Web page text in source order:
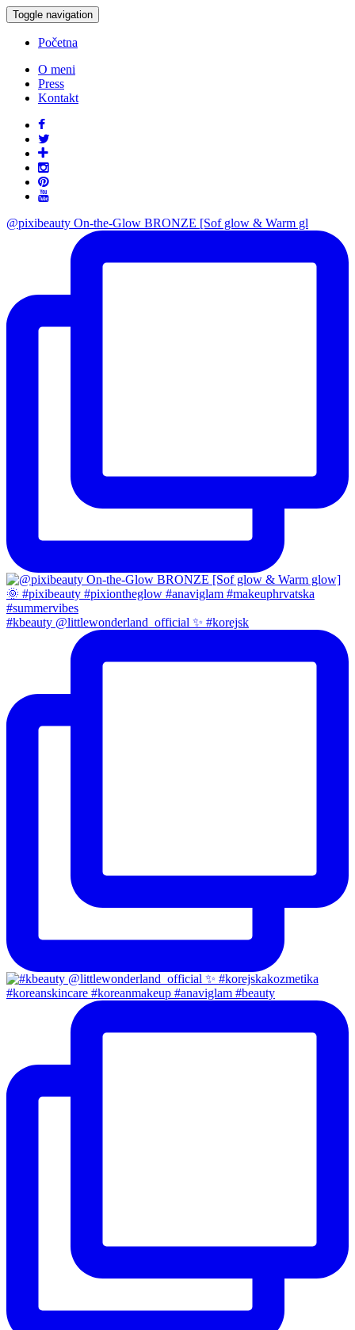
Toggle navigation
Početna
O meni
Press
Kontakt
@pixibeauty On-the-Glow BRONZE [Sof glow & Warm gl
#kbeauty @littlewonderland_official ✨ #korejsk